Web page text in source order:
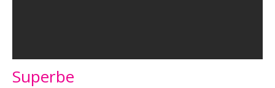
Superbe